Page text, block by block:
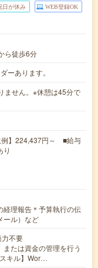
日が休み WEB登録OK
ら徒歩6分
あります。
せん。※休憩は45分で
】224,437円～ ■給与
り
経理報告＊予算執行の伝
ール）など
力不要
たは資金の管理を行う
キル】Wor…